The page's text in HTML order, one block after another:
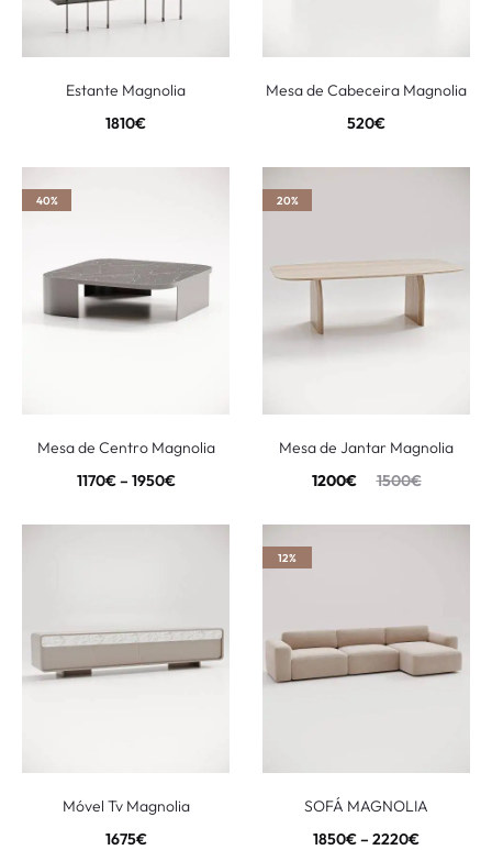
Estante Magnolia
1810€
Mesa de Cabeceira Magnolia
520€
40%
Mesa de Centro Magnolia
1170€– 1950€
20%
Mesa de Jantar Magnolia
1500€
1200€
Móvel Tv Magnolia
1675€
12%
SOFÁ MAGNOLIA
1850€– 2220€